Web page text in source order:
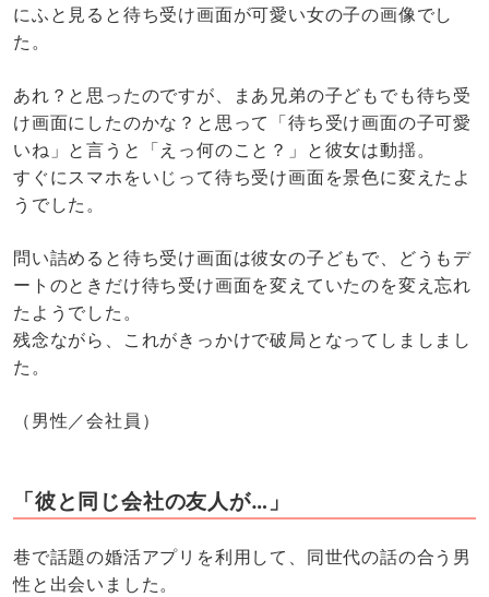
にふと見ると待ち受け画面が可愛い女の子の画像でし
た。
あれ？と思ったのですが、まあ兄弟の子どもでも待ち受
け画面にしたのかな？と思って「待ち受け画面の子可愛
いね」と言うと「えっ何のこと？」と彼女は動揺。
すぐにスマホをいじって待ち受け画面を景色に変えたよ
うでした。
問い詰めると待ち受け画面は彼女の子どもで、どうもデ
ートのときだけ待ち受け画面を変えていたのを変え忘れ
たようでした。
残念ながら、これがきっかけで破局となってしましまし
た。
（男性／会社員）
「彼と同じ会社の友人が…」
巷で話題の婚活アプリを利用して、同世代の話の合う男
性と出会いました。